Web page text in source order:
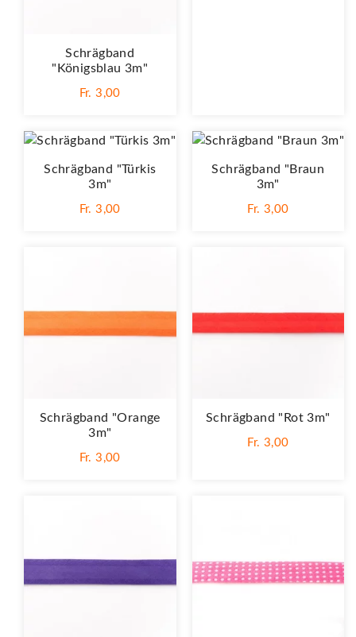
Schrägband
"Königsblau 3m"
Fr. 3,00
Schrägband "Türkis
3m"
Fr. 3,00
Schrägband "Braun
3m"
Fr. 3,00
Schrägband "Orange
3m"
Fr. 3,00
Schrägband "Rot 3m"
Fr. 3,00